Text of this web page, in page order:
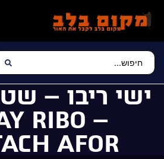
ישי ריבו –
RIBO –
AFOR